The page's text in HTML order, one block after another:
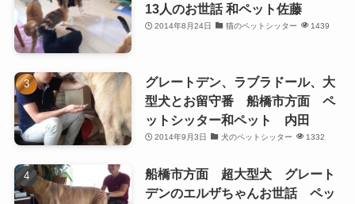
13人のお世話 和ペット佐藤
2014年8月24日 猫のペットシッター 1439
グレートデン、ラブラドール、大
型犬とお留守番 船橋市方面 ペ
ットシッター和ペット 内田
2014年9月3日 犬のペットシッター 1332
船橋市方面 超大型犬 グレート
デンのエルザちゃんお世話 ペッ